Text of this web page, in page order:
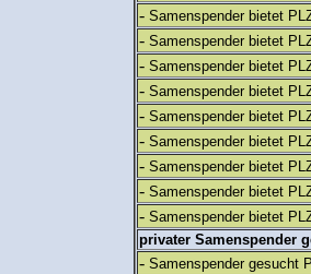
- Samenspender bietet
- Samenspender bietet
- Samenspender bietet
- Samenspender bietet
- Samenspender bietet
- Samenspender bietet
- Samenspender bietet
- Samenspender bietet
- Samenspender bietet
privater Samenspender
- Samenspender gesucht